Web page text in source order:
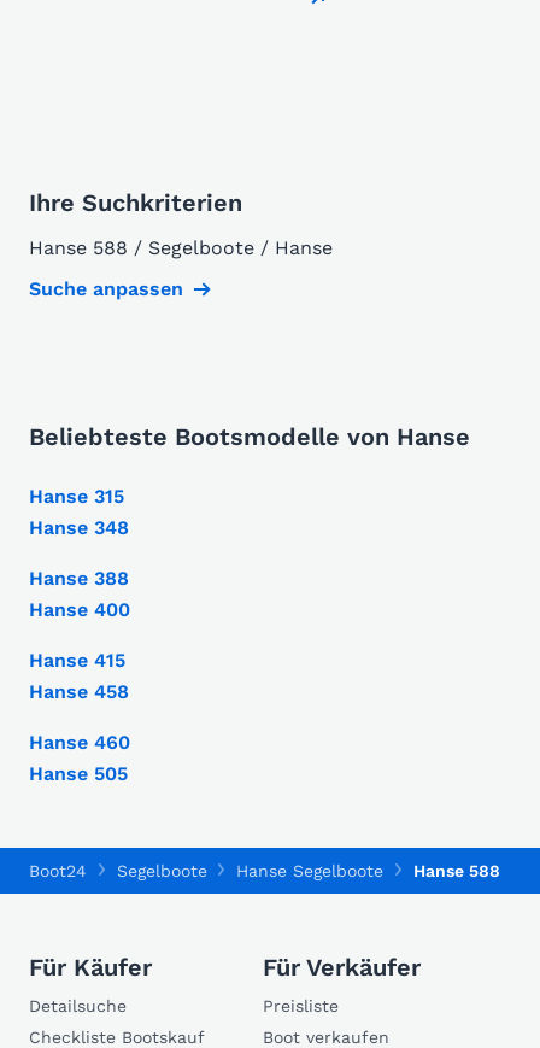
Ihre Suchkriterien
Hanse 588 / Segelboote / Hanse
Suche anpassen
Beliebteste Bootsmodelle von Hanse
Hanse 315
Hanse 348
Hanse 388
Hanse 400
Hanse 415
Hanse 458
Hanse 460
Hanse 505
Boot24 Segelboote Hanse Segelboote Hanse 588
Für Käufer
Detailsuche
Checkliste Bootskauf
Für Verkäufer
Preisliste
Boot verkaufen